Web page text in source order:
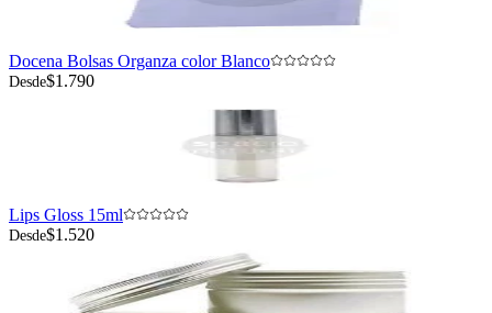
Docena Bolsas Organza color Blanco
Desde$1.790
Lips Gloss 15ml
Desde$1.520